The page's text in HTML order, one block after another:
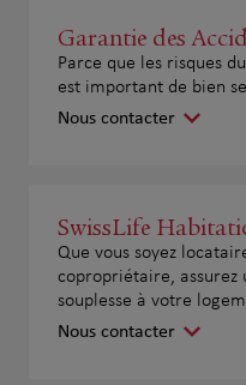
Garantie des
Parce que les risques
est important de bien
Nous contacter
SwissLife
Que vous soyez
copropriétaire, assurez
souplesse à votre
Nous contacter